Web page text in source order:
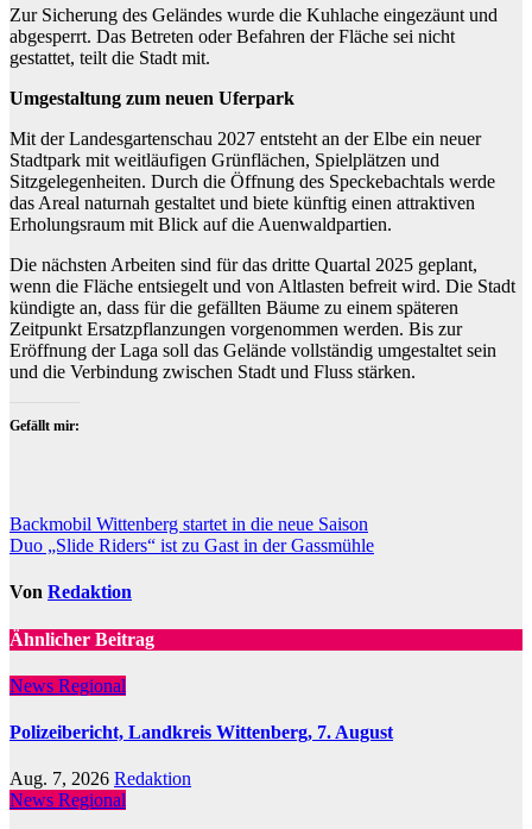
Zur Sicherung des Geländes wurde die Kuhlache eingezäunt und
abgesperrt. Das Betreten oder Befahren der Fläche sei nicht
gestattet, teilt die Stadt mit.
Umgestaltung zum neuen Uferpark
Mit der Landesgartenschau 2027 entsteht an der Elbe ein neuer
Stadtpark mit weitläufigen Grünflächen, Spielplätzen und
Sitzgelegenheiten. Durch die Öffnung des Speckebachtals werde
das Areal naturnah gestaltet und biete künftig einen attraktiven
Erholungsraum mit Blick auf die Auenwaldpartien.
Die nächsten Arbeiten sind für das dritte Quartal 2025 geplant,
wenn die Fläche entsiegelt und von Altlasten befreit wird. Die Stadt
kündigte an, dass für die gefällten Bäume zu einem späteren
Zeitpunkt Ersatzpflanzungen vorgenommen werden. Bis zur
Eröffnung der Laga soll das Gelände vollständig umgestaltet sein
und die Verbindung zwischen Stadt und Fluss stärken.
Gefällt mir:
Beitragsnavigation
Backmobil Wittenberg startet in die neue Saison
Duo „Slide Riders“ ist zu Gast in der Gassmühle
Von Redaktion
Ähnlicher Beitrag
News Regional
Polizeibericht, Landkreis Wittenberg, 7. August
Aug. 7, 2026 Redaktion
News Regional